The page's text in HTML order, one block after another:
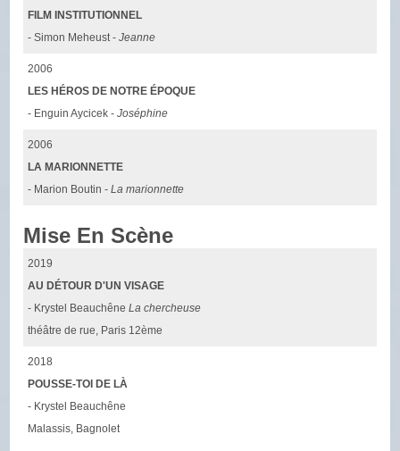
FILM INSTITUTIONNEL
- Simon Meheust -Jeanne
2006
LES HÉROS DE NOTRE ÉPOQUE
- Enguin Aycicek -Joséphine
2006
LA MARIONNETTE
- Marion Boutin -La marionnette
Mise En Scène
2019
AU DÉTOUR D'UN VISAGE
- Krystel BeauchêneLa chercheuse
théâtre de rue, Paris 12ème
2018
POUSSE-TOI DE LÀ
- Krystel Beauchêne
Malassis, Bagnolet